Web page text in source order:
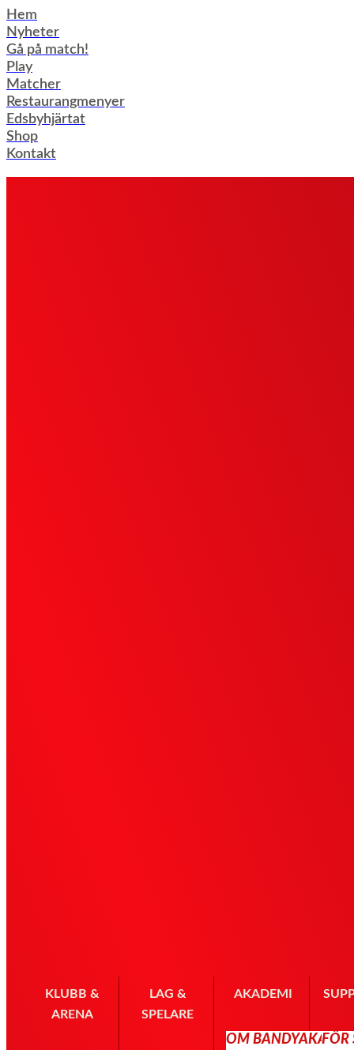
Hoppa
till
innehåll
Hem
Nyheter
Gå på match!
Play
Matcher
Restaurangmenyer
Edsbyhjärtat
Shop
Kontakt
KLUBB &
ARENA
LAG &
SPELARE
AKADEMI
OM FÖR